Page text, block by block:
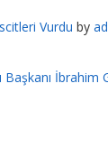
Vurdu by
İbrahim